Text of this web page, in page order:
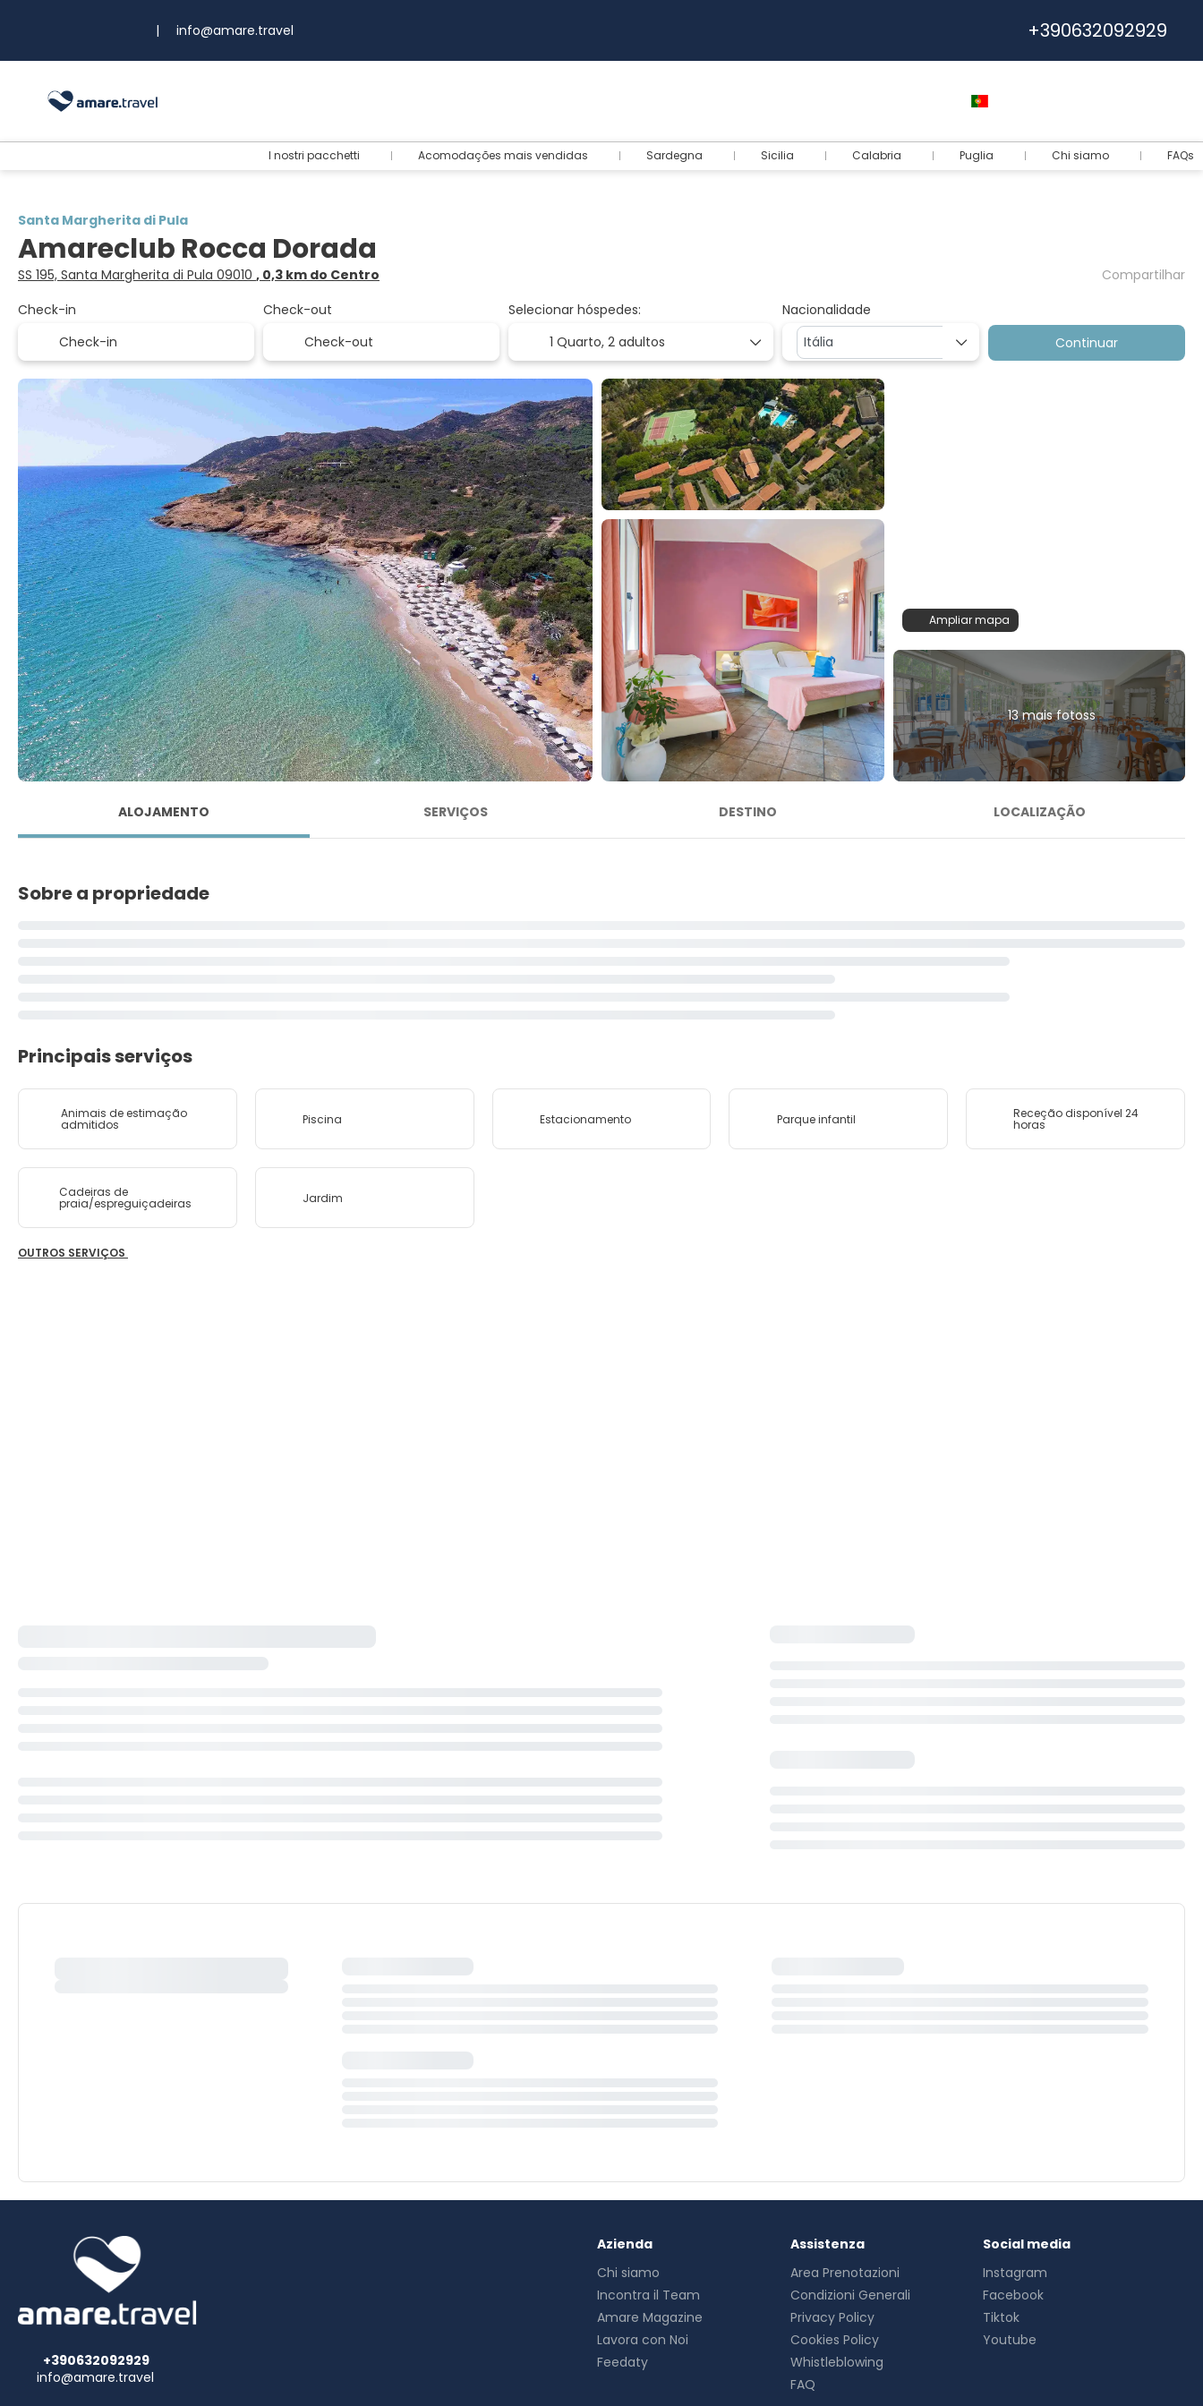
| info@amare.travel +390632092929
I nostri pacchetti Acomodações mais vendidas Sardegna Sicilia Calabria Puglia Chi siamo FAQs
Santa Margherita di Pula
Amareclub Rocca Dorada
SS 195, Santa Margherita di Pula 09010 , 0,3 km do Centro
Compartilhar
Check-in
Check-out
Selecionar hóspedes:
1 Quarto, 2 adultos
Nacionalidade
Continuar
Ampliar mapa
13 mais fotoss
ALOJAMENTO SERVIÇOS DESTINO LOCALIZAÇÃO
Sobre a propriedade
Principais serviços
Animais de estimação
admitidos Piscina Estacionamento Parque infantil Receção disponível 24
horas
Cadeiras de
praia/espreguiçadeiras Jardim
OUTROS SERVIÇOS
+390632092929
info@amare.travel
Azienda
Chi siamo
Incontra il Team
Amare Magazine
Lavora con Noi
Feedaty
Assistenza
Area Prenotazioni
Condizioni Generali
Privacy Policy
Cookies Policy
Whistleblowing
FAQ
Social media
Instagram
Facebook
Tiktok
Youtube